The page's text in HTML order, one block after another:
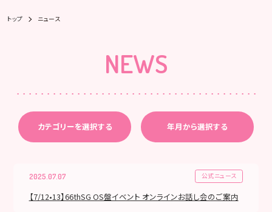
トップ ニュース
NEWS
カテゴリーを選択する 年月から選択する
2025.07.07 公式ニュース
【7/12•13】66thSG OS盤イベント オンラインお話し会のご案内